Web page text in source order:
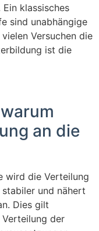
klassisches
sind unabhängige
Versuchen die
ist die
an die
wird die Verteilung
und nähert
Dies gilt
der